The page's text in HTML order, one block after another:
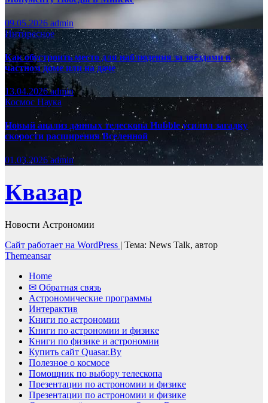
09.05.2026 admin
Интиресное
Как обустроить место для наблюдения за звёздами в
частном доме или на даче
13.04.2026admin
Космос Наука
Новый анализ данных телескопа Hubble усилил загадку
скорости расширения Вселенной
01.03.2026admin
Квазар
Новости Астрономии
Сайт работает на WordPress | Тема: News Talk, автор
Themeansar
Home
✉ Обратная связь
Астрономические программы
Интерактив
Книги по астрономии
Книги по астрономии и физике
Книги по физике и астрономии
Купить сайт Quasar.By
Полезное о космосе
Помощник по выбору телескопа
Презентации по астрономии и физике
Презентации по астрономии и физике